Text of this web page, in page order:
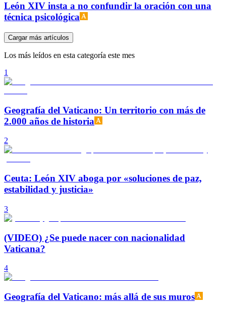
León XIV insta a no confundir la oración con una
técnica psicológica
Cargar más artículos
Los más leídos en esta categoría este mes
1
Geografía del Vaticano: Un territorio con más de
2.000 años de historia
2
Ceuta: León XIV aboga por «soluciones de paz,
estabilidad y justicia»
3
(VIDEO) ¿Se puede nacer con nacionalidad
Vaticana?
4
Geografía del Vaticano: más allá de sus muros